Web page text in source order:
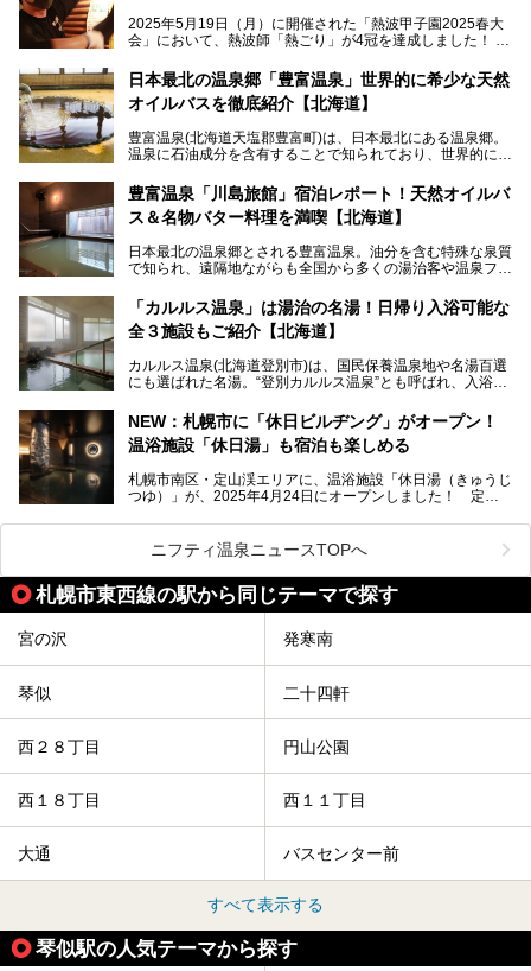
2025年5月19日（月）に開催された「熱波甲子園2025春大
会」において、熱波師「熱ごり」が4冠を達成しました！
動拠点である北海道の銭湯「湯屋・サーモン」にて、メンズ
スキンケアブランド バルクオムの「ONE DAY KIT」を数量
限定でプレゼントいたします。
で、ぜひお試しください。※6月13日配布開始、なくなり次
第終了
───
提供元：株式会社バルクオム【PR】
この記事は株式会社バルクオム商品のPR記事です。
日本最北の温泉郷「豊富温泉」世界的に希少な天然
オイルバスを徹底紹介【北海道】
豊富温泉(北海道天塩郡豊富町)は、日本最北にある温泉郷。
温泉に石油成分を含有することで知られており、世界的にも
に特効があると言われ、遠隔地ながらも全国から湯治・療養
目的で多くの人々が訪れます。
地体験し、独自の視点で豊富温泉の“天然オイルバス”をレポ
ート。温泉地概要や日帰り入浴施設をはじめ、宿泊施設・ア
豊富温泉「川島旅館」宿泊レポート！天然オイルバ
ス＆名物バター料理を満喫【北海道】
日本最北の温泉郷とされる豊富温泉。油分を含む特殊な泉質
で知られ、遠隔地ながらも全国から多くの湯治客や温泉ファ
「川島旅館」は、豊富温泉の開湯当初から営業する老舗旅
館。とりわけ温泉の良さと名物のバター料理に定評があり、
の温泉や料理をはじめ、パブリックスペース・客室など宿の
全貌を徹底的にご紹介します！
「カルルス温泉」は湯治の名湯！日帰り入浴可能な
全３施設もご紹介【北海道】
カルルス温泉(北海道登別市)は、国民保養温泉地や名湯百選
にも選ばれた名湯。“登別カルルス温泉”とも呼ばれ、入浴剤
豊かな登別温泉とは対照的な存在で、今も湯治場的な要素が
残る閑静な温泉地です。
地体験し、カルルス温泉をご紹介。温泉地の概要や泉質解説
をはじめ、日帰り入浴可能な全３施設の紹介・周辺観光・ア
NEW：札幌市に「休日ビルヂング」がオープン！
温浴施設「休日湯」も宿泊も楽しめる
札幌市南区・定山渓エリアに、温浴施設「休日湯（きゅうじ
つゆ）」が、2025年4月24日にオープンしました！ 定山
この施設は、温泉・サウナの「休日湯」・ラウンジの「THE
LOUNGE DAYOF」・グルメ「休日洋麺店」・ホテル「エク
スクラメーションホテル」で構成された、まさに大人の癒し
空間。
今回は、そんな「休日ビルヂング」の魅力を5つのポイント
ニフティ温泉ニュースTOPへ
札幌市東西線の駅から同じテーマで探す
宮の沢 発寒南
琴似 二十四軒
西２８丁目 円山公園
西１８丁目 西１１丁目
大通 バスセンター前
すべて表示する
琴似駅の人気テーマから探す